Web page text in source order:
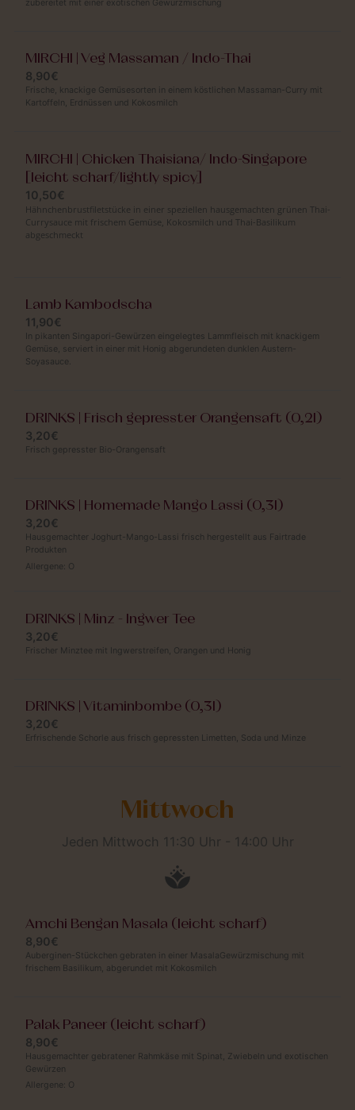
zubereitet mit einer exotischen Gewürzmischung
MIRCHI | Veg Massaman / Indo-Thai
8,90€
Frische, knackige Gemüsesorten in einem köstlichen Massaman-Curry mit
Kartoffeln, Erdnüssen und Kokosmilch
MIRCHI | Chicken Thaisiana/ Indo-Singapore
[leicht scharf/lightly spicy]
10,50€
Hähnchenbrustfiletstücke in einer speziellen hausgemachten grünen Thai-
Currysauce mit frischem Gemüse, Kokosmilch und Thai-Basilikum
abgeschmeckt
Lamb Kambodscha
11,90€
In pikanten Singapori-Gewürzen eingelegtes Lammfleisch mit knackigem
Gemüse, serviert in einer mit Honig abgerundeten dunklen Austern-
Soyasauce.
DRINKS | Frisch gepresster Orangensaft (0,2l)
3,20€
Frisch gepresster Bio-Orangensaft
DRINKS | Homemade Mango Lassi (0,3l)
3,20€
Hausgemachter Joghurt-Mango-Lassi frisch hergestellt aus Fairtrade
Produkten
Allergene:
O
DRINKS | Minz - Ingwer Tee
3,20€
Frischer Minztee mit Ingwerstreifen, Orangen und Honig
DRINKS | Vitaminbombe (0,3l)
3,20€
Erfrischende Schorle aus frisch gepressten Limetten, Soda und Minze
Mittwoch
Jeden Mittwoch 11:30 Uhr - 14:00 Uhr
Amchi Bengan Masala (leicht scharf)
8,90€
Auberginen-Stückchen gebraten in einer MasalaGewürzmischung mit
frischem Basilikum, abgerundet mit Kokosmilch
Palak Paneer (leicht scharf)
8,90€
Hausgemachter gebratener Rahmkäse mit Spinat, Zwiebeln und exotischen
Gewürzen
Allergene: O